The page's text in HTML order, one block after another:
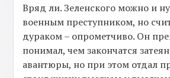
Вряд ли. Зеленского можно и
военным преступником, но
дураком – опрометчиво. Он
понимал, чем закончатся
авантюры, но при этом отдал